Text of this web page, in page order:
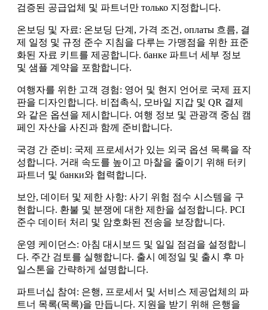
검증된 공급업체 및 파트너만 только 지정합니다.
온보딩 및 자료: 온보딩 단계, 가격 조건, оплаты 흐름, 결
제 일정 및 규정 준수 지침을 다루는 가맹점을 위한 표준
화된 자료 키트를 제공합니다. банке 파트너 세부 정보
및 샘플 계약을 포함합니다.
여행자를 위한 고객 경험: 영어 및 현지 언어로 국제 표지
판을 디자인합니다. 비접촉식, 모바일 지갑 및 QR 결제
와 같은 옵션을 제시합니다. 여행 정보 및 관광객 중심 캠
페인 자산을 사진과 함께 준비합니다.
국경 간 준비: 국제 프로세서가 있는 외국 옵션 목록을 작
성합니다. 거래 속도를 높이고 마찰을 줄이기 위해 터키
파트너 및 банки와 협력합니다.
보안, 데이터 및 제한 사항: 사기 위험 점수 시스템을 구
현합니다. 환불 및 분쟁에 대한 제한을 설정합니다. PCI
준수 데이터 처리 및 암호화된 전송을 보장합니다.
운영 케이던스: 아침 대시보드 및 일일 점검을 설정합니
다. 주간 검토를 실행합니다. 출시 예정일 및 출시 후 마
일스톤을 간략하게 설명합니다.
파트너십 참여: 은행, 프로세서 및 서비스 제공업체의 파
트너 목록(목록)을 만듭니다. 지원을 받기 위해 은행을